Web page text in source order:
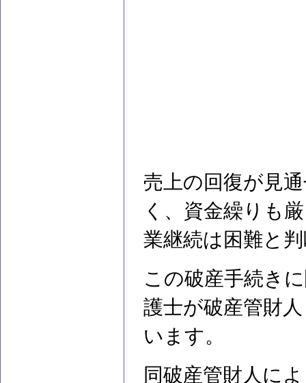
売上の回復が見
く、資金繰りも
業継続は困難と
この破産手続き
護士が破産管財
います。
同破産管財人に